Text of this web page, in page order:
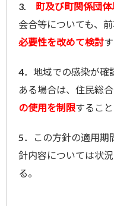
3. 町及び町関係団体
会合等についても、
必要性を改めて検討
4．地域での感染が確
ある場合は、住民総
の使用を制限するこ
5．この方針の適用期
針内容については状
る。